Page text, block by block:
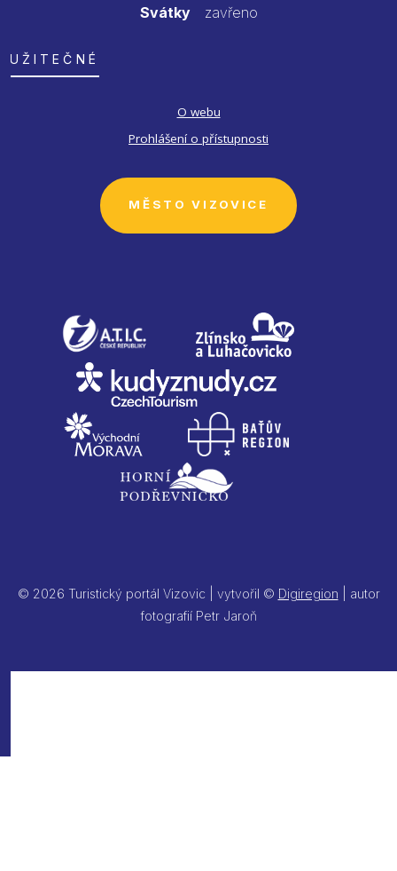
Svátkyzavřeno
UŽITEČNÉ
O webu
Prohlášení o přístupnosti
MĚSTO VIZOVICE
© 2026 Turistický portál Vizovic | vytvořil © Digiregion | autor
fotografií Petr Jaroň